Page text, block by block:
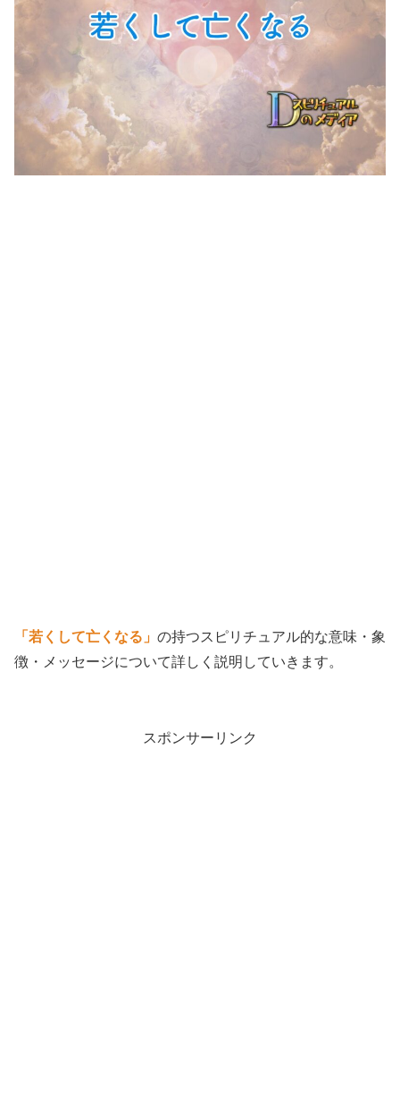
「若くして亡くなる」 の持つスピリチュアル的な意味・象
徴・メッセージについて詳しく説明していきます。
スポンサーリンク